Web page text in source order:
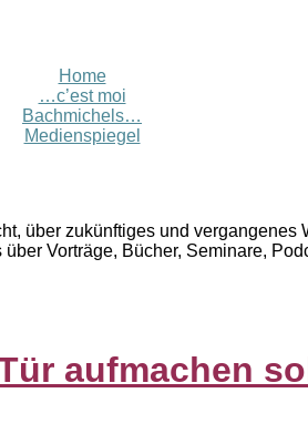
Home
…c’est moi
Bachmichels…
Medienspiegel
über zukünftiges und vergangenes
Vorträge, Bücher, Seminare,
aufmachen